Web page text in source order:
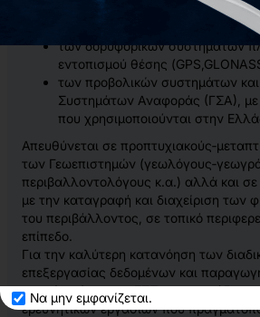
Να μην εμφανίζεται.
(χωρικά‐μη χωρικά δεδομένα,
των δορυφορικών συστημάτων
εντοπισμού θέσης
των προβολικών συστημάτων
Συστημάτων Αναφοράς (ΓΣΑ),
που χρησιμοποιούνται στην
Απευθύνεται σε
των Γεωεπιστημών
περιβαλλοντολόγους κ.α.) αλλά και
με την καταγραφή και διαχείριση των
του περιβάλλοντος, σε τοπικό
επίπεδο.
Για την καλύτερη κατανόηση των
επεξεργασίας δεδομένων και
χαρτών μέσω των ΓΣΠ,
ερευνητικών εργασιών που